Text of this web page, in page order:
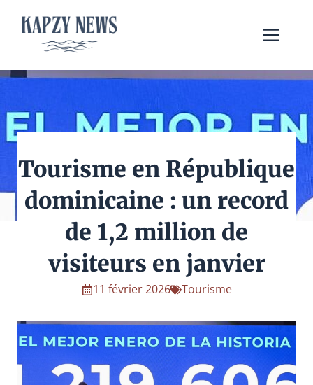
contenu
Tourisme en République
dominicaine : un record
de 1,2 million de
visiteurs en janvier
11 février 2026 Tourisme